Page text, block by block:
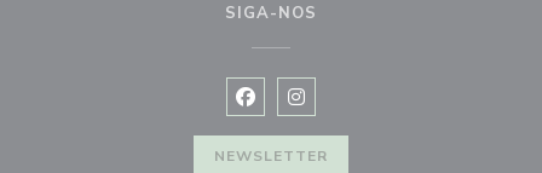
SIGA-NOS
Facebook ((abre numa nova janela))
Instagram ((abre numa nova
NEWSLETTER